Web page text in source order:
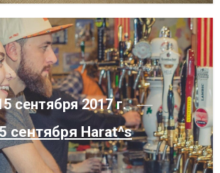
сентября 2017 г.
сентября Harat^s